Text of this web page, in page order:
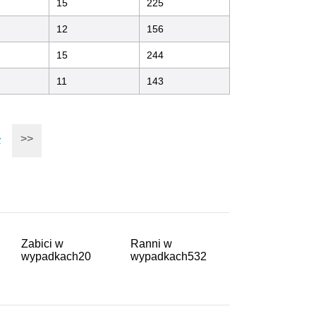
15 225
12 156
15 244
11 143
>>
Zabici w
wypadkach20
Ranni w
wypadkach532